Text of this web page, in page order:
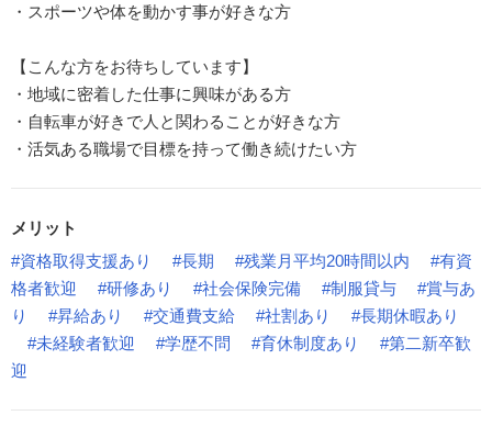
・スポーツや体を動かす事が好きな方
【こんな方をお待ちしています】
・地域に密着した仕事に興味がある方
・自転車が好きで人と関わることが好きな方
・活気ある職場で目標を持って働き続けたい方
メリット
#資格取得支援あり
#長期 #残業月平均20時間以内
#有資
格者歓迎
#研修あり #社会保険完備 #制服貸与
#賞与あ
り
#昇給あり #交通費支給 #社割あり
#長期休暇あり
#未経験者歓迎
#学歴不問 #育休制度あり
#第二新卒歓
迎